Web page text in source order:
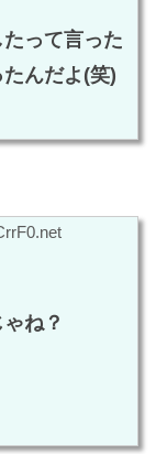
って言った
んだよ(笑)
ね？